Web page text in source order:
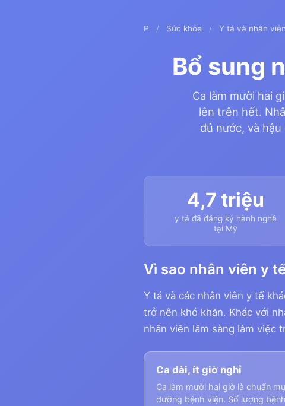
P / Sức khỏe / Y tá và nhân
Bổ sung
Ca làm mười hai
lên trên hết.
đủ nước, và
4,7 triệu
y tá đã đăng ký hành nghề
tại Mỹ
Vì sao nhân viên y
Y tá và các nhân viên y tế
trở nên khó khăn. Khác với
nhân viên lâm sàng làm việc
Ca dài, ít giờ nghỉ
Ca làm mười hai giờ là chuẩn
dưỡng bệnh viện. Số lượng